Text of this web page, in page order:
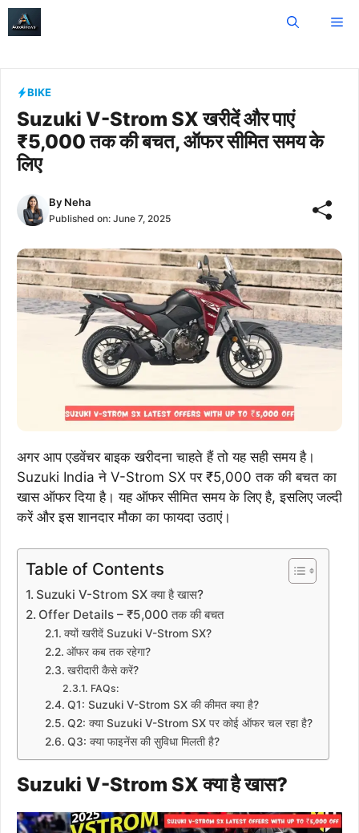
Skip
BIKE
Suzuki V-Strom SX खरीदें और पाएं
₹5,000 तक की बचत, ऑफर सीमित समय के
लिए
By Neha
Published on: June 7, 2025
अगर आप एडवेंचर बाइक खरीदना चाहते हैं तो यह सही समय है।
Suzuki India ने V-Strom SX पर ₹5,000 तक की बचत का
खास ऑफर दिया है। यह ऑफर सीमित समय के लिए है, इसलिए जल्दी
करें और इस शानदार मौका का फायदा उठाएं।
Table of Contents
Suzuki V-Strom SX क्या है खास?
Offer Details – ₹5,000 तक की बचत
क्यों खरीदें Suzuki V-Strom SX?
ऑफर कब तक रहेगा?
खरीदारी कैसे करें?
FAQs:
Q1: Suzuki V-Strom SX की कीमत क्या है?
Q2: क्या Suzuki V-Strom SX पर कोई ऑफर चल रहा है?
Q3: क्या फाइनेंस की सुविधा मिलती है?
Suzuki V-Strom SX क्या है खास?